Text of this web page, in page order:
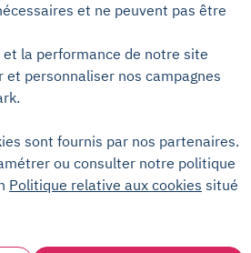
et ne peuvent pas être
et la performance de notre site
et personnaliser nos campagnes
sont fournis par nos partenaires.
ou consulter notre politique
Politique relative aux cookies situé